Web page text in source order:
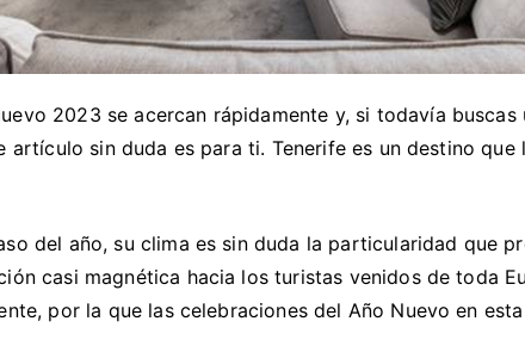
2023 se acercan rápidamente y, si todavía buscas
artículo sin duda es para ti. Tenerife es un destino que
del año, su clima es sin duda la particularidad que
casi magnética hacia los turistas venidos de toda
por la que las celebraciones del Año Nuevo en